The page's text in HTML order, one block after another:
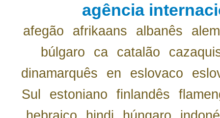
agência
afegão afrikaans albanês
búlgaro
ca catalão
dinamarquês
en eslovaco
Sul
estoniano finlandês